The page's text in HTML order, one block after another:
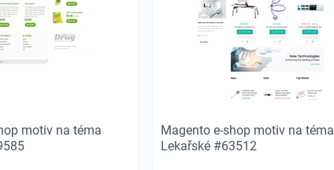
motiv na téma
Magento e-shop motiv na téma
Lekařské #63512